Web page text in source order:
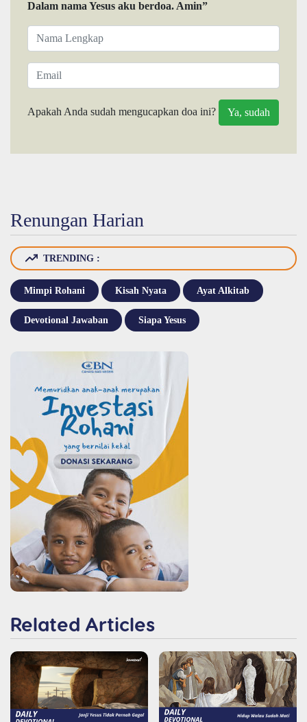
Dalam nama Yesus aku berdoa. Amin”
Apakah Anda sudah mengucapkan doa ini?
Renungan Harian
TRENDING :
Mimpi Rohani Kisah Nyata Ayat Alkitab
Devotional Jawaban Siapa Yesus
Related Articles